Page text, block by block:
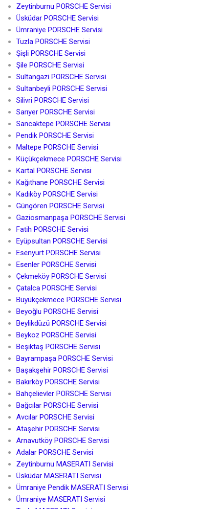
Zeytinburnu PORSCHE Servisi
Üsküdar PORSCHE Servisi
Ümraniye PORSCHE Servisi
Tuzla PORSCHE Servisi
Şişli PORSCHE Servisi
Şile PORSCHE Servisi
Sultangazi PORSCHE Servisi
Sultanbeyli PORSCHE Servisi
Silivri PORSCHE Servisi
Sarıyer PORSCHE Servisi
Sancaktepe PORSCHE Servisi
Pendik PORSCHE Servisi
Maltepe PORSCHE Servisi
Küçükçekmece PORSCHE Servisi
Kartal PORSCHE Servisi
Kağıthane PORSCHE Servisi
Kadıköy PORSCHE Servisi
Güngören PORSCHE Servisi
Gaziosmanpaşa PORSCHE Servisi
Fatih PORSCHE Servisi
Eyüpsultan PORSCHE Servisi
Esenyurt PORSCHE Servisi
Esenler PORSCHE Servisi
Çekmeköy PORSCHE Servisi
Çatalca PORSCHE Servisi
Büyükçekmece PORSCHE Servisi
Beyoğlu PORSCHE Servisi
Beylikdüzü PORSCHE Servisi
Beykoz PORSCHE Servisi
Beşiktaş PORSCHE Servisi
Bayrampaşa PORSCHE Servisi
Başakşehir PORSCHE Servisi
Bakırköy PORSCHE Servisi
Bahçelievler PORSCHE Servisi
Bağcılar PORSCHE Servisi
Avcılar PORSCHE Servisi
Ataşehir PORSCHE Servisi
Arnavutköy PORSCHE Servisi
Adalar PORSCHE Servisi
Zeytinburnu MASERATI Servisi
Üsküdar MASERATI Servisi
Ümraniye Pendik MASERATI Servisi
Ümraniye MASERATI Servisi